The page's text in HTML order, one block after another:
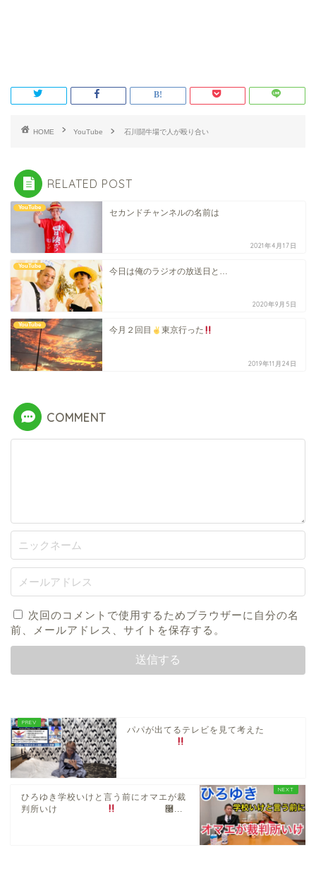
HOME YouTube 石川闘牛場で人が殴り合い
RELATED POST
YouTube
セカンドチャンネルの名前は
2021年4月17日
YouTube
今日は俺のラジオの放送日と…
2020年9月5日
YouTube
今月２回目 東京行った
2019年11月24日
COMMENT
次回のコメントで使用するためブラウザーに自分の名
前、メールアドレス、サイトを保存する。
パパが出てるテレビを見て考えた
ひろゆき学校いけと言う前にオマエが裁
判所いけ
࿠...